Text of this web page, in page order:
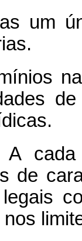
um
A
de
legais